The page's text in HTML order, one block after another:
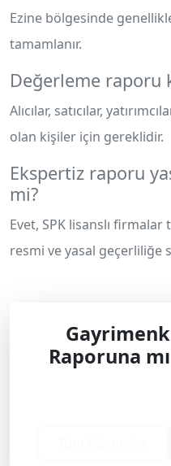
Ezine bölgesinde
tamamlanır.
Değerleme raporu
Alıcılar, satıcılar,
olan kişiler için gereklidir.
Ekspertiz raporu
mi?
Evet, SPK lisanslı
resmi ve yasal geçerliliğe
Raporuna